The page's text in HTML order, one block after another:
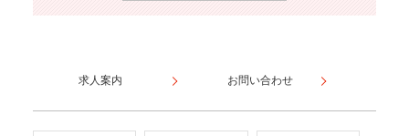
求人案内 お問い合わせ